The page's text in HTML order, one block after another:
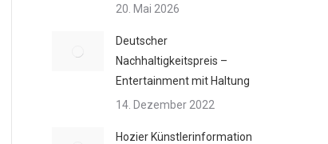
20. Mai 2026
Deutscher
Nachhaltigkeitspreis –
Entertainment mit Haltung
14. Dezember 2022
Hozier Künstlerinformation